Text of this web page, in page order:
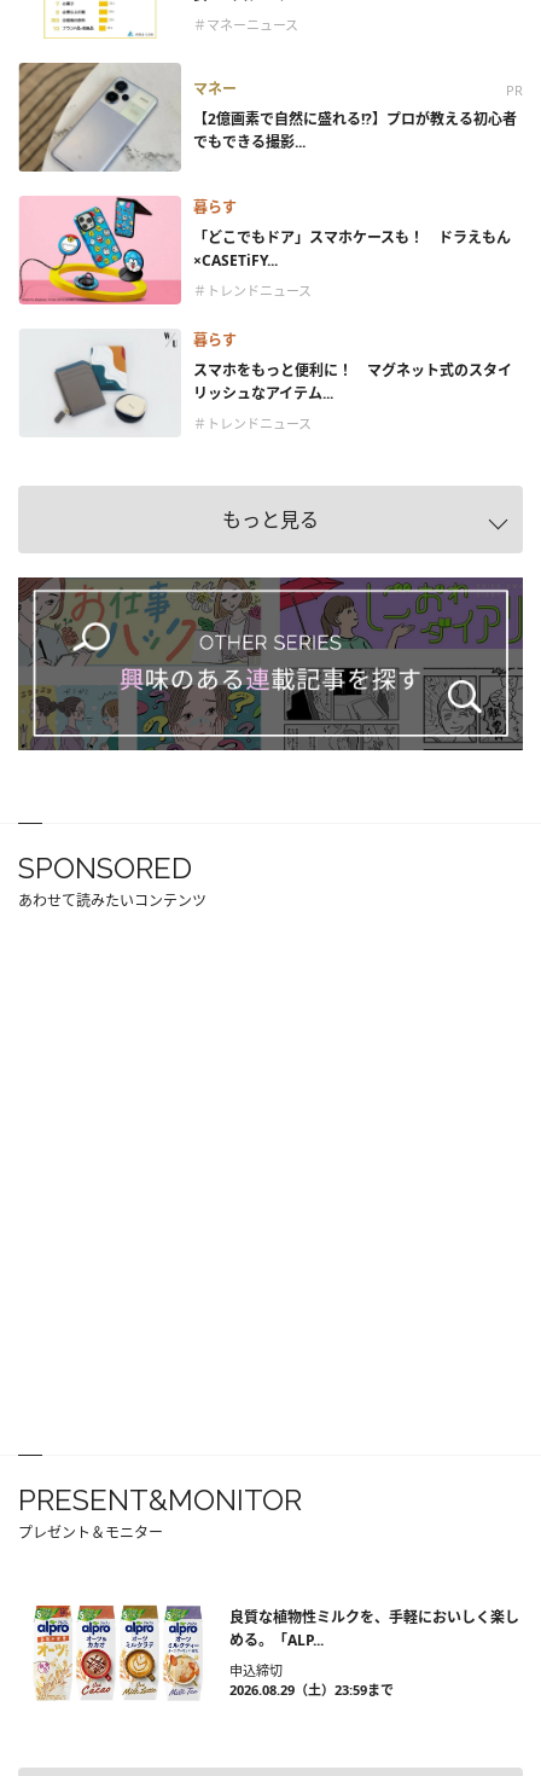
＃マネーニュース
マネー PR
【2億画素で自然に盛れる!?】プロが教える初心者
でもできる撮影...
暮らす
「どこでもドア」スマホケースも！ ドラえもん
×CASETiFY...
＃トレンドニュース
暮らす
スマホをもっと便利に！ マグネット式のスタイ
リッシュなアイテム...
＃トレンドニュース
もっと見る
SPONSORED
あわせて読みたいコンテンツ
PRESENT&MONITOR
プレゼント＆モニター
良質な植物性ミルクを、手軽においしく楽し
める。「ALP...
申込締切
2026.08.29（土）23:59まで